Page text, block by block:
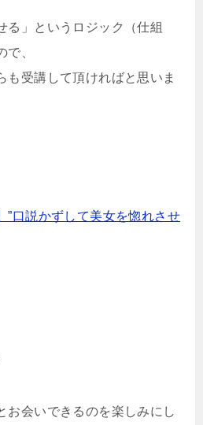
る」というロジック（仕組
で、
も受講して頂ければと思いま
口説かずして美女を惚れさせ
お会いできるのを楽しみにし